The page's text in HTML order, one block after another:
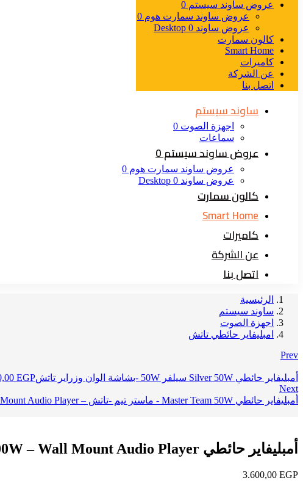
عروض ساوند سيستم 0
عروض ساوند سمارت هوم 0
عروض ساوند Desktop 0
كالون سمارت
Smart Home
كاميرات
عن الشركة
اتصل بنا
ساوند سيستم
اجهزة الصوت 0
سماعات
عروض ساوند سيستم 0
عروض ساوند سمارت هوم 0
عروض ساوند Desktop 0
كالون سمارت
Smart Home
كاميرات
عن الشركة
اتصل بنا
الرئيسية
ساوند سيستم
اجهزة الصوت
امبليفاير حائطي تاتش
Prev
أمبليفاير حائطي Silver 50W سيلفر 50W -بشاشة الوان وزراير تاتش
EGP
Next
أمبليفاير حائطي Master Team 50W - ماستر تيم -تاتش – Wall Mount Audio Player مع USB وAUX
أمبليفاير حائطي Master Team 100W – Wall Mount Audio Player ماستر تيم – مع USB وAUX
3.600,00 EGP